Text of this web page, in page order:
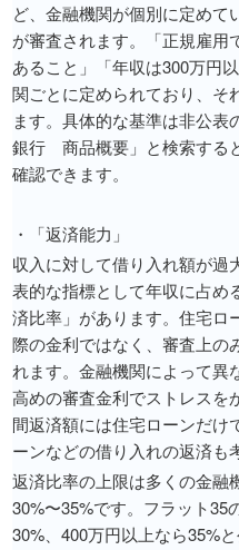
ど、金融機関が個別に定めて
が審査されます。「正規雇用
あること」「年収は300万円
関ごとに定められており、そ
ます。具体的な基準は非公
銀行 商品概要」と検索する
確認できます。
・「返済能力」
収入に対して借り入れ額が過
表的な指標として年収に占め
済比率」があります。住宅ロ
際の金利ではなく、審査上の
れます。金融機関によって異
高めの審査金利でストレスを
間返済額には住宅ローンだけ
ーンなどの借り入れの返済も
返済比率の上限は多くの金融
30%〜35%です。フラット35
30%、400万円以上なら35%と